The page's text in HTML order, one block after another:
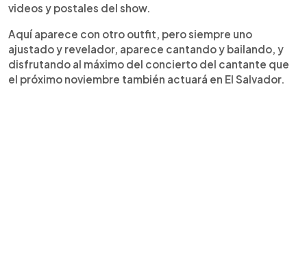
videos y postales del show.
Aquí aparece con otro outfit, pero siempre uno
ajustado y revelador, aparece cantando y bailando, y
disfrutando al máximo del concierto del cantante que
el próximo noviembre también actuará en El Salvador.